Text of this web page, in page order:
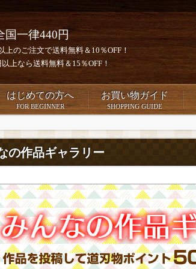
国一律440円
上のご注文で送料無料＆10％OFF！
上なら送料無料＆15％OFF！
はじめての方へ
FOR BEGINNER
お買い物ガイド
SHOPPING GUIDE
の作品ギャラリー